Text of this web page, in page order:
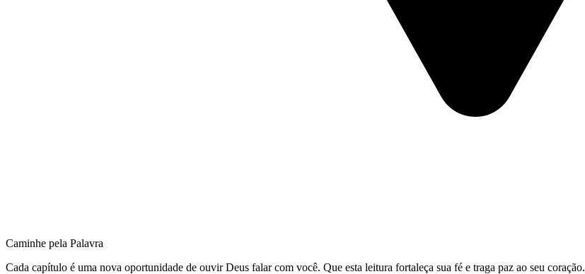
Caminhe pela Palavra
Cada capítulo é uma nova oportunidade de ouvir Deus falar com você. Que esta leitura fortaleça sua fé e traga paz ao seu coração.